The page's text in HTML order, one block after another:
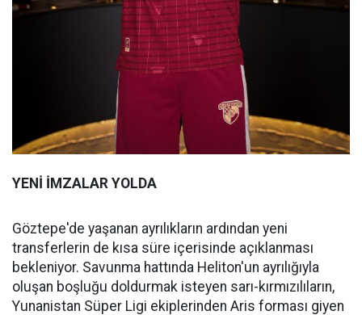
YENİ İMZALAR YOLDA
Göztepe'de yaşanan ayrılıkların ardından yeni
transferlerin de kısa süre içerisinde açıklanması
bekleniyor. Savunma hattında Heliton'un ayrılığıyla
oluşan boşluğu doldurmak isteyen sarı-kırmızılıların,
Yunanistan Süper Ligi ekiplerinden Aris forması giyen